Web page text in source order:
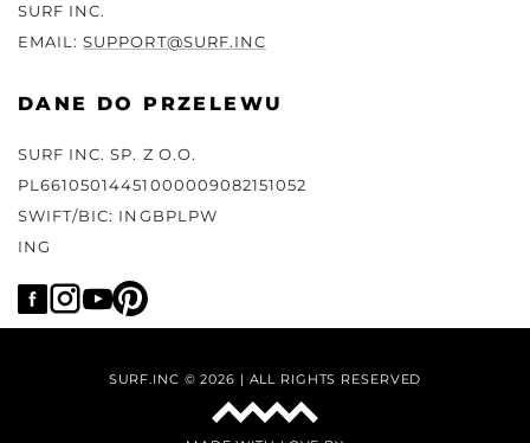
SURF INC.
EMAIL:SUPPORT@SURF.INC
DANE DO PRZELEWU
SURF INC. SP. Z O.O.
PL66105014451000009082151052
SWIFT/BIC: INGBPLPW
ING
SURF.INC © 2026 | ALL RIGHTS RESERVED